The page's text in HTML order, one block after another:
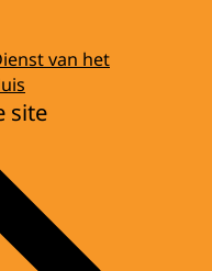
van het
site